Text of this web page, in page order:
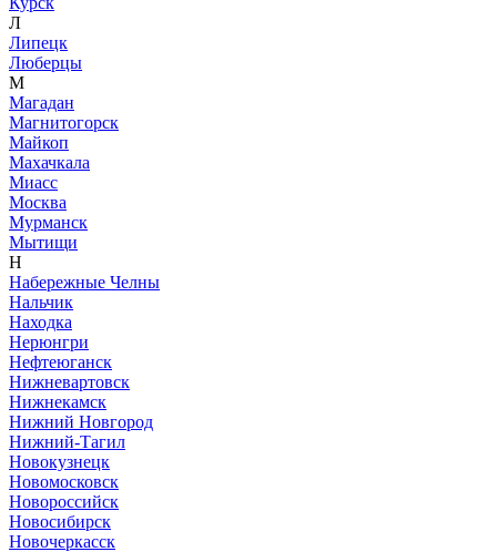
Л
Липецк
Люберцы
М
Магадан
Магнитогорск
Майкоп
Махачкала
Миасс
Москва
Мурманск
Мытищи
Н
Набережные Челны
Нальчик
Находка
Нерюнгри
Нефтеюганск
Нижневартовск
Нижнекамск
Нижний Новгород
Нижний-Тагил
Новокузнецк
Новомосковск
Новороссийск
Новосибирск
Новочеркасск